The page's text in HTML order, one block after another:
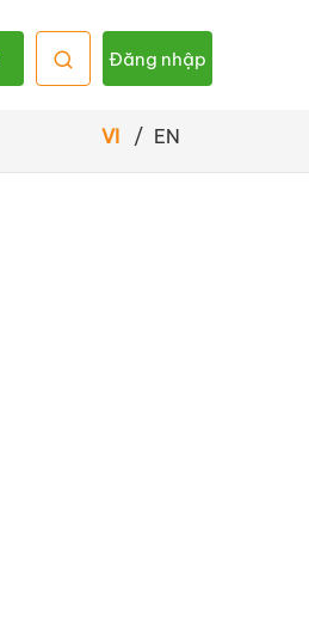
Đăng nhập
VI / EN